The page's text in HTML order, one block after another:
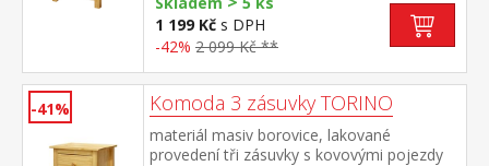
1 199 Kč s DPH
-42% 2 099 Kč **
-41% Komoda 3 zásuvky TORINO
materiál masiv borovice, lakované
provedení tři zásuvky s kovovými pojezdy